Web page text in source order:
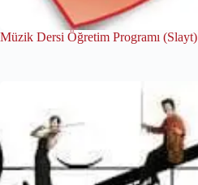
Müzik Dersi Öğretim Programı (Slayt)